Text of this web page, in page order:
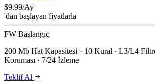
$9.99/Ay
'dan başlayan fiyatlarla
FW Başlangıç
200 Mb Hat Kapasitesi · 10 Kural · L3/L4
Koruması · 7/24 İzleme
Teklif Al